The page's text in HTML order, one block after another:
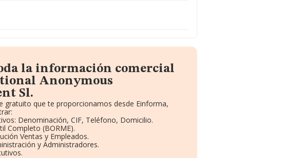
la información comercial
Anonymous
Sl.
gratuito que te proporcionamos desde Einforma,
Denominación, CIF, Teléfono, Domicilio.
Completo (BORME).
Ventas y Empleados.
y Administradores.